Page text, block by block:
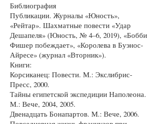
Библиография
Публикации. Журналы «Юность»,
«Рейтар». Шахматные повести «Удар
Дешапеля» (Юность, № 4–6, 2019), «Бобби
Фишер побеждает», «Королева в Буэнос-
Айресе» (журнал «Вторник»).
Книги:
Корсиканец: Повести. М.: Экслибрис-
Пресс, 2000.
Тайны египетской экспедиции Наполеона.
М.: Вече, 2004, 2005.
Двенадцать Бонапартов. М.: Вече, 2006.